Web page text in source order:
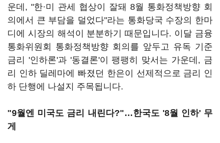
운데, "한·미 관세 협상이 잘돼 8월 통화정책방향 회
의에서 큰 부담을 덜었다"라는 통화당국 수장의 한마
디에 시장의 해석이 분분하기 때문입니다. 이달 금융
통화위원회 통화정책방향 회의를 앞두고 유독 기준
금리 '인하론'과 '동결론'이 팽팽히 맞서는 가운데, 금
리 인하 딜레마에 빠졌던 한은이 선제적으로 금리 인
하 단행에 나설지 주목됩니다.
"9월엔 미국도 금리 내린다?"…한국도 '8월 인하' 무
게